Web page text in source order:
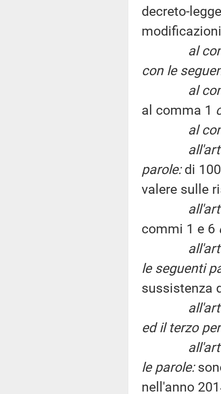
decreto-
al
con le
al
al comma 1
al
parole:di
valere sulle
commi 1 e 6
le seguenti
sussistenza
ed il terzo
le parole:
nell'anno